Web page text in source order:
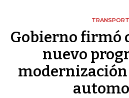
Gobierno firmó
nuevo